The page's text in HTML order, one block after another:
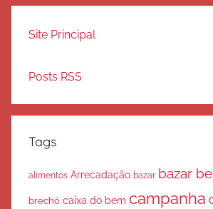
Site Principal
Posts RSS
Tags
alimentos Arrecadação bazar bazar
brechó caixa do bem campanha